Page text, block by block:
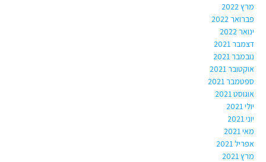
מרץ 2022
פברואר 2022
ינואר 2022
דצמבר 2021
נובמבר 2021
אוקטובר 2021
ספטמבר 2021
אוגוסט 2021
יולי 2021
יוני 2021
מאי 2021
אפריל 2021
מרץ 2021